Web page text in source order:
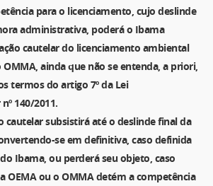
para o licenciamento, cujo deslinde
administrativa, poderá o Ibama
cautelar do licenciamento ambiental
OMMA, ainda que não se entenda, a priori,
termos do artigo 7º da Lei
140/2011.
cautelar subsistirá até o deslinde final da
se em definitiva, caso definida
Ibama, ou perderá seu objeto, caso
OEMA ou o OMMA detém a competência